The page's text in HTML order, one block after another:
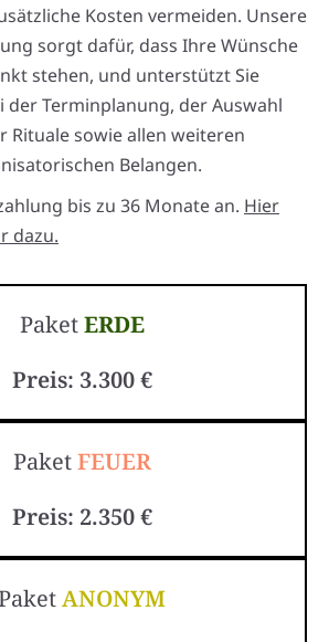
Kosten vermeiden. Unsere
sorgt dafür, dass Ihre Wünsche
stehen, und unterstützt Sie
der Terminplanung, der Auswahl
Rituale sowie allen weiteren
Belangen.
bis zu 36 Monate an. Hier
dazu.
PaketERDE
Preis: 3.300 €
PaketFEUER
Preis: 2.350 €
ANONYM